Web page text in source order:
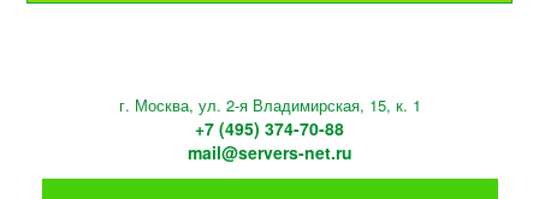
г. Москва, ул. 2-я Владимирская, 15, к. 1
+7 (495) 374-70-88
mail@servers-net.ru